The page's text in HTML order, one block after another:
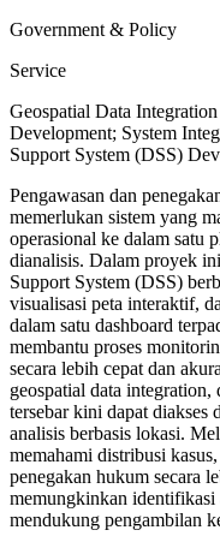
Government & Policy
Service
Geospatial Data
Development; System
Support System (DSS)
Pengawasan dan
memerlukan sistem yang
operasional ke dalam satu
dianalisis. Dalam proyek
Support System (DSS)
visualisasi peta interaktif,
dalam satu dashboard
membantu proses
secara lebih cepat dan
geospatial data integration,
tersebar kini dapat diakses
analisis berbasis lokasi.
memahami distribusi
penegakan hukum secara
memungkinkan identifikasi
mendukung pengambilan